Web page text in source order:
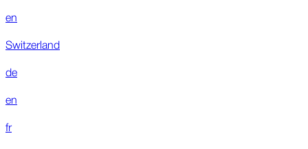
en
Switzerland
de
en
fr